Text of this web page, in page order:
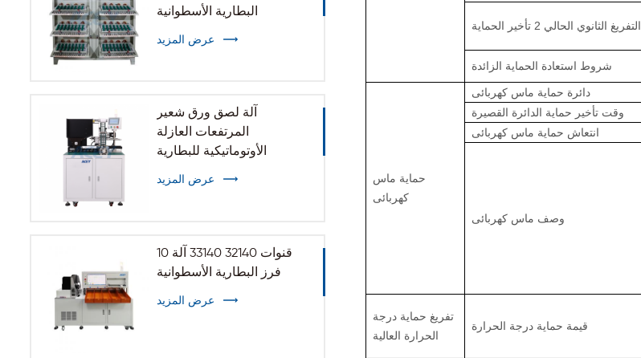
البطارية الأسطوانية
عرض المزيد
آلة لصق ورق شعير
المرتفعات العازلة
الأوتوماتيكية للبطارية
عرض المزيد
10 قنوات 32140 33140 آلة
فرز البطارية الأسطوانية
عرض المزيد
التفريغ الثانوي الحالي 2 تأخير الحماية
شروط استعادة الحماية الزائدة
حماية ماس
كهربائى
دائرة حماية ماس كهربائى
وقت تأخير حماية الدائرة القصيرة
انتعاش حماية ماس كهربائى
وصف ماس كهربائى
تفريغ حماية درجة
الحرارة العالية
قيمة حماية درجة الحرارة